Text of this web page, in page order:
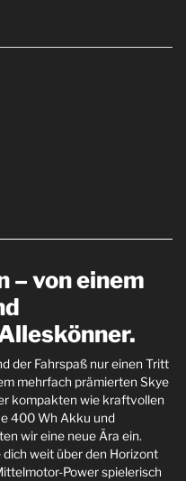
– von einem
der Fahrspaß nur einen Tritt
mehrfach prämierten Skye
kompakten wie kraftvollen
400 Wh Akku und
wir eine neue Ära ein.
weit über den Horizont
Power spielerisch